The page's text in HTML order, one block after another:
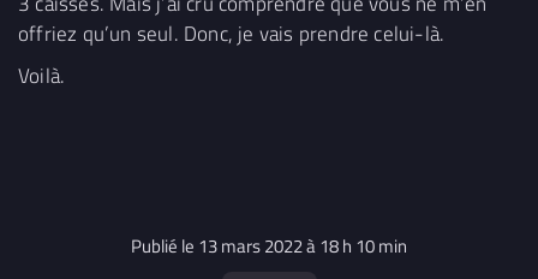
offriez qu’un seul. Donc, je vais prendre celui-là.
Voilà.
Publié le 13 mars 2022 à 18 h 10 min